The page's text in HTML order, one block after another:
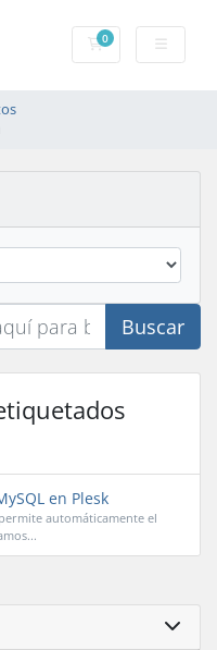
0Carrito
Buscar
en Plesk
automáticamente el